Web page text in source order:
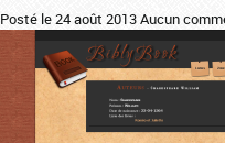
Posté le 24 août 2013Aucun